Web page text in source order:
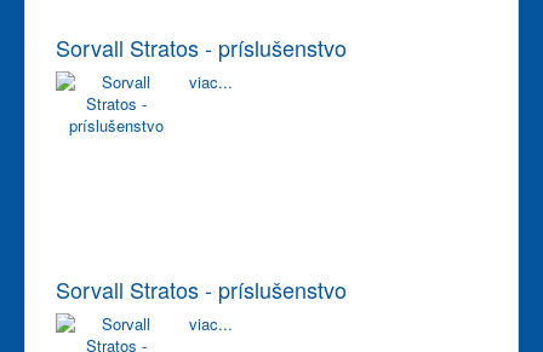
Sorvall Stratos - príslušenstvo
viac...
Sorvall Stratos - príslušenstvo
viac...